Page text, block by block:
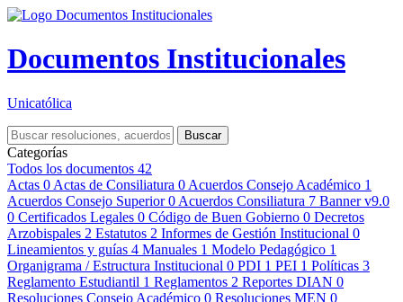
Documentos Institucionales
Unicatólica
Buscar
Categorías
Todos los documentos 42
Actas 0 Actas de Consiliatura 0 Acuerdos Consejo Académico 1
Acuerdos Consejo Superior0 Acuerdos Consiliatura 7 Banner v9.0
0 Certificados Legales 0 Código de Buen Gobierno 0 Decretos
Arzobispales 2 Estatutos 2 Informes de Gestión Institucional 0
Lineamientos y guías 4 Manuales 1 Modelo Pedagógico 1
Organigrama / Estructura Institucional 0 PDI 1 PEI 1 Políticas 3
Reglamento Estudiantil 1 Reglamentos 2 Reportes DIAN 0
Resoluciones Consejo Académico 0 Resoluciones MEN 0